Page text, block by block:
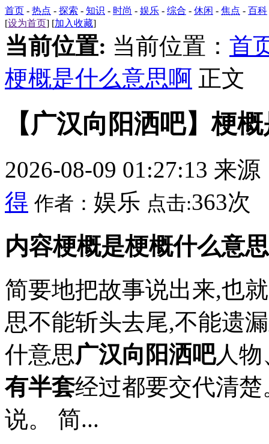
首页 - 热点 - 探索 - 知识 - 时尚 - 娱乐 - 综合 - 休闲 - 焦点 - 百科
[设为首页] [加入收藏]
当前位置: 当前位置： 首
梗概是什么意思啊 正文
【广汉向阳洒吧】梗
2026-08-09 01:27:13 来源
得 作者： 娱乐 点击:363次
内容梗概是梗概什么意
简要地把故事说出来,也
思不能斩头去尾,不能遗
什意思广汉向阳洒吧人物
有半套经过都要交代清
说。 简...